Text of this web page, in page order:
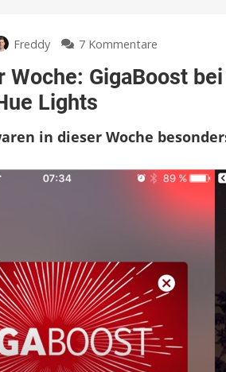
Freddy 7 Kommentare
der
bei
Vodafone,
GigaGate,
Hue
GigaBoost
Lights
in dieser Woche